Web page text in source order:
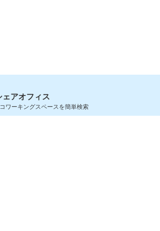
ェアオフィス
ワーキングスペースを簡単検索